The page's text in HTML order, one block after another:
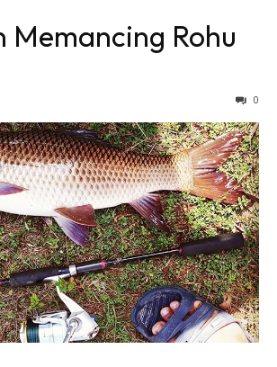
Memancing Rohu
0